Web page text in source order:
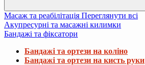
Масаж та реабілітація Переглянути всі
Акупресурні та масажні килимки
Бандажі та фіксатори
Бандажі та ортези на коліно
Бандажі та ортези на кисть руки